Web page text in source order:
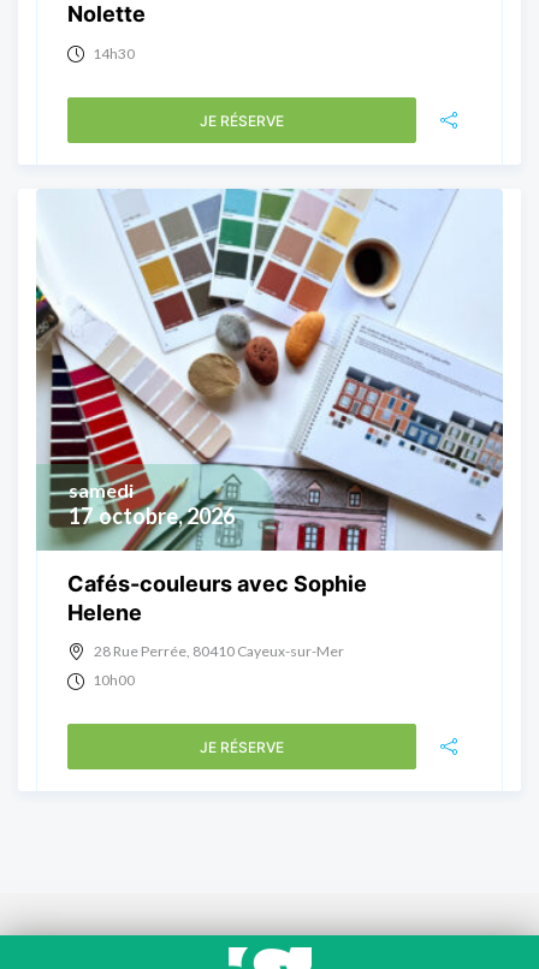
Nolette
14h30
JE RÉSERVE
17 octobre, 2026
samedi
Cafés-couleurs avec Sophie
Helene
28 Rue Perrée, 80410 Cayeux-sur-Mer
10h00
JE RÉSERVE